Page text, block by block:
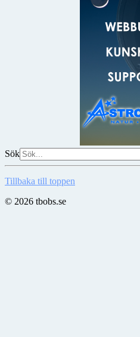
Sök
Tillbaka till toppen
© 2026 tbobs.se